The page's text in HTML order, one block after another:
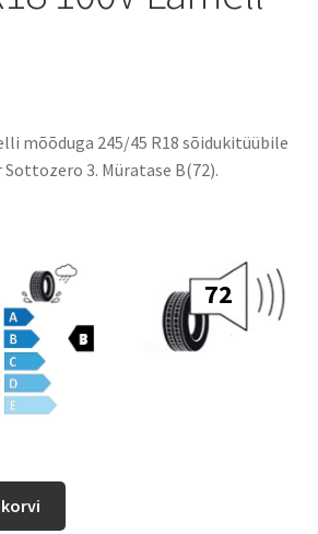
mõõduga 245/45 R18 sõidukitüübile
3. Müratase B(72).
72